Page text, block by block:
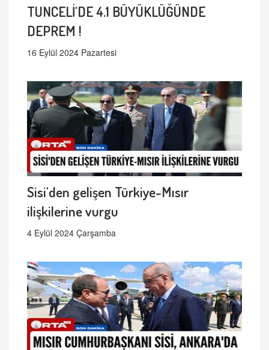
TUNCELİ'DE 4.1 BÜYÜKLÜĞÜNDE
DEPREM !
16 Eylül 2024 Pazartesi
Sisi'den gelişen Türkiye-Mısır
ilişkilerine vurgu
4 Eylül 2024 Çarşamba